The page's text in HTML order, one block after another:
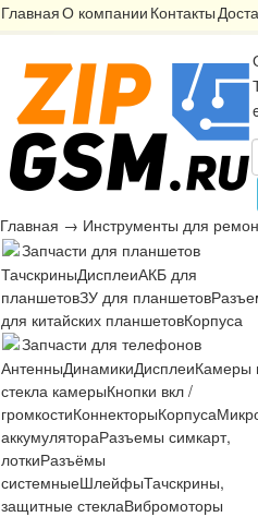
ГлавнаяО компании Контакты
Главная → Инструменты для
Запчасти для планшетов
ТачскриныДисплеиАКБ для
планшетовЗУ для планшетов
для китайских планшетовКорпуса
Запчасти для телефонов
АнтенныДинамикиДисплеиКамеры
стекла камерыКнопки вкл /
громкостиКоннекторыКорпуса
аккумулятораРазъемы симкарт,
лоткиРазъёмы
системныеШлейфыТачскрины,
защитные стеклаВибромоторы